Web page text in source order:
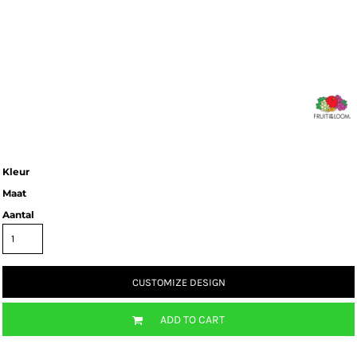
Kleur
Maat
Aantal
CUSTOMIZE DESIGN
ADD TO CART